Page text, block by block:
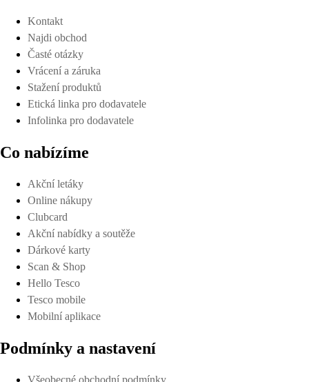
Kontakt
Najdi obchod
Časté otázky
Vrácení a záruka
Stažení produktů
Etická linka pro dodavatele
Infolinka pro dodavatele
Co nabízíme
Akční letáky
Online nákupy
Clubcard
Akční nabídky a soutěže
Dárkové karty
Scan & Shop
Hello Tesco
Tesco mobile
Mobilní aplikace
Podmínky a nastavení